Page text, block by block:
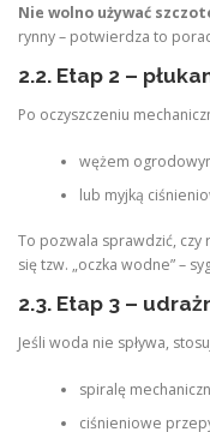
Nie wolno używać
rynny – potwierdza to
2.2. Etap 2 –
Po oczyszczeniu
wężem
lub myjką
To pozwala sprawdzić, czy
się tzw. „oczka wodne” –
2.3. Etap 3 –
Jeśli woda nie spływa,
spiralę
ciśnieniowe